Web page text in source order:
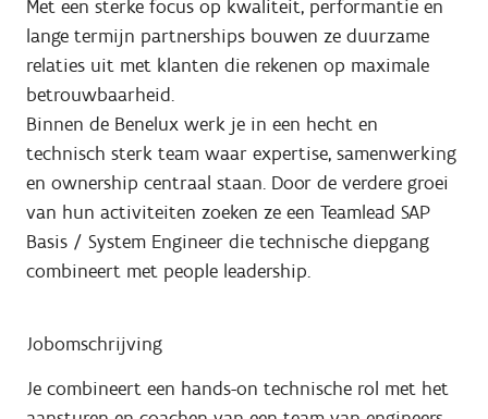
Met een sterke focus op kwaliteit, performantie en
lange termijn partnerships bouwen ze duurzame
relaties uit met klanten die rekenen op maximale
betrouwbaarheid.
Binnen de Benelux werk je in een hecht en
technisch sterk team waar expertise, samenwerking
en ownership centraal staan. Door de verdere groei
van hun activiteiten zoeken ze een Teamlead SAP
Basis / System Engineer die technische diepgang
combineert met people leadership.
Jobomschrijving
Je combineert een hands-on technische rol met het